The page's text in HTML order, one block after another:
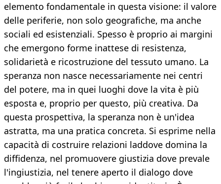
elemento fondamentale in questa visione: il valore
delle periferie, non solo geografiche, ma anche
sociali ed esistenziali. Spesso è proprio ai margini
che emergono forme inattese di resistenza,
solidarietà e ricostruzione del tessuto umano. La
speranza non nasce necessariamente nei centri
del potere, ma in quei luoghi dove la vita è più
esposta e, proprio per questo, più creativa. Da
questa prospettiva, la speranza non è un'idea
astratta, ma una pratica concreta. Si esprime nella
capacità di costruire relazioni laddove domina la
diffidenza, nel promuovere giustizia dove prevale
l'ingiustizia, nel tenere aperto il dialogo dove